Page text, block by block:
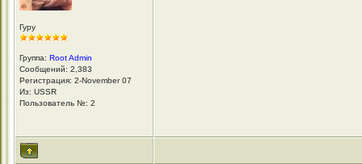
Гуру
Группа: Root Admin
Сообщений: 2,383
Регистрация: 2-November 07
Из: USSR
Пользователь №: 2